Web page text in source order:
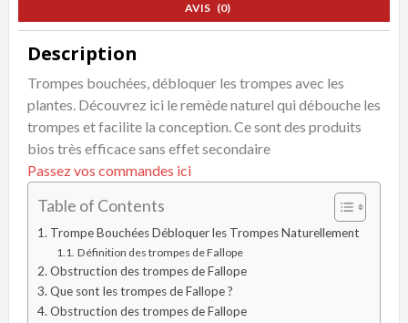
AVIS (0)
Description
Trompes bouchées, débloquer les trompes avec les
plantes. Découvrez ici le remède naturel qui débouche les
trompes et facilite la conception. Ce sont des produits
bios très efficace sans effet secondaire
Passez vos commandes ici
Table of Contents
Trompe Bouchées Débloquer les Trompes Naturellement
Définition des trompes de Fallope
Obstruction des trompes de Fallope
Que sont les trompes de Fallope ?
Obstruction des trompes de Fallope